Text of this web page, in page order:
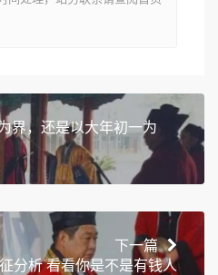
界，还是以大年初一为
下一篇
分析 看看你是不是有钱人